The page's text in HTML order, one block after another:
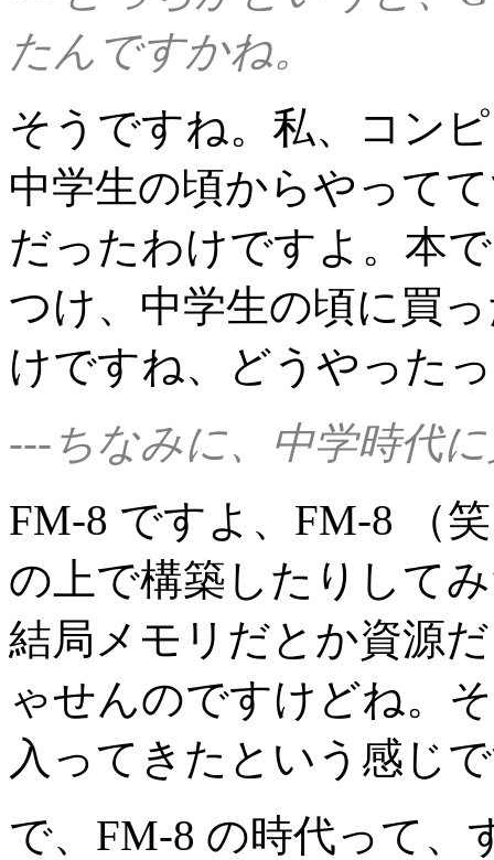
たんですかね。
そうですね。私、コン
中学生の頃からやって
だったわけですよ。本
つけ、中学生の頃に買
けですね、どうやった
---ちなみに、中学時代
FM-8 ですよ、FM-8 （
の上で構築したりして
結局メモリだとか資源
ゃせんのですけどね。
入ってきたという感じ
で、FM-8 の時代って、